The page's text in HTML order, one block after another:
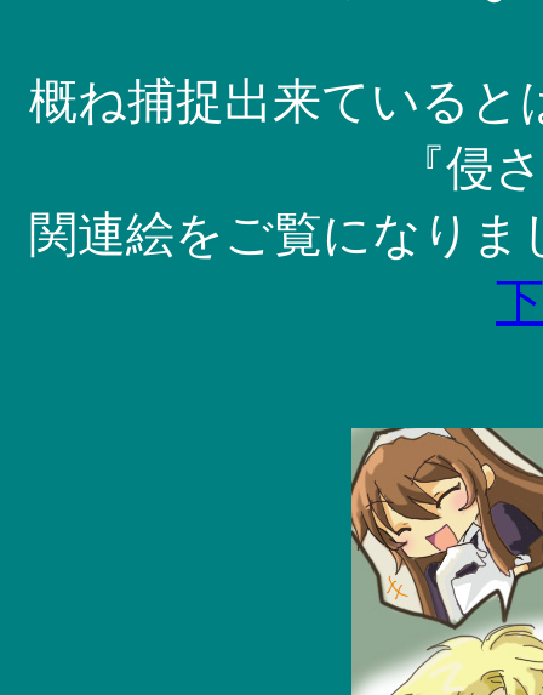
概ね捕捉出来ていると
『侵
関連絵をご覧になりま